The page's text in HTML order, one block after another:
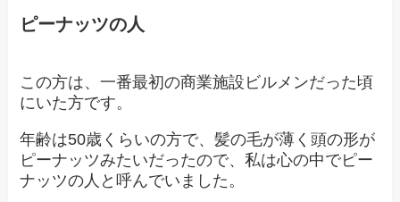
ピーナッツの人
この方は、一番最初の商業施設ビルメンだった頃
にいた方です。
年齢は50歳くらいの方で、髪の毛が薄く頭の形が
ピーナッツみたいだったので、私は心の中でピー
ナッツの人と呼んでいました。